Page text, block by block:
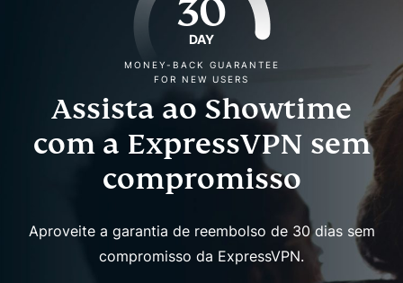
30
DAY
MONEY-BACK GUARANTEE
FOR NEW USERS
Assista ao Showtime
com a ExpressVPN sem
compromisso
Aproveite a garantia de reembolso de 30 dias sem
compromisso da ExpressVPN.